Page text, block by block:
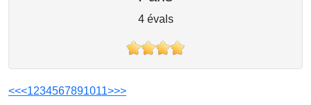
4 évals
<<<1234567891011>>>